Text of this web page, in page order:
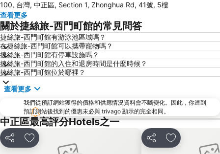
新北投
烏來溫泉
陽明山
捷運中山站
捷運忠孝敦化站
大安森林公園
捷運忠孝復興站
內湖區
士林夜市
中正紀念堂
礁溪車站
桃園火車站
九份
台北世貿中心
台北市政府
羅東夜市
台北東區
饒河街觀光夜市
南港站覽館
萬華區
100, 台灣, 中正區, Section 1, Zhonghua Rd, 41號, 5樓
查看更多
關於捷絲旅-西門町館的常見問答
捷絲旅-西門町館有游泳池區域嗎？
在捷絲旅-西門町館可以攜帶寵物嗎？
捷絲旅-西門町館有停車設施嗎？
捷絲旅-西門町館的入住和退房時間是什麼時候？
捷絲旅-西門町館位於哪裡？
查看更多
我們從預訂網站獲得的價格和供應情況資料會不斷變化。因此，你連到
預訂網站後找到的優惠未必與 trivago 顯示的完全相同。
中正區最高評分Hotels之一
分享 放到收藏夾 分享 放到收藏夾